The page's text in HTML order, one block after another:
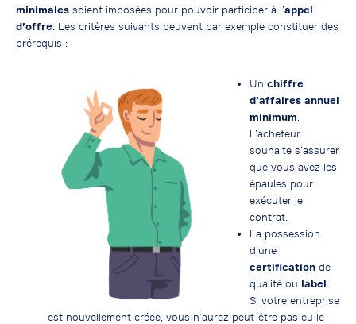
minimales soient imposées pour pouvoir participer à l’appel
d’offre. Les critères suivants peuvent par exemple constituer des
prérequis :
Un chiffre
d’affaires annuel
minimum.
L’acheteur
souhaite s’assurer
que vous avez les
épaules pour
exécuter le
contrat.
La possession
d’une
certification de
qualité ou label.
Si votre entreprise
est nouvellement créée, vous n’aurez peut-être pas eu le